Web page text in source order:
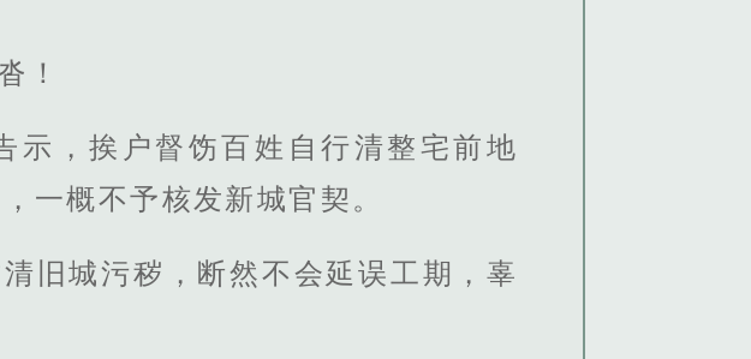
！
示，挨户督饬百姓自行清整宅前地
一概不予核发新城官契。
旧城污秽，断然不会延误工期，辜